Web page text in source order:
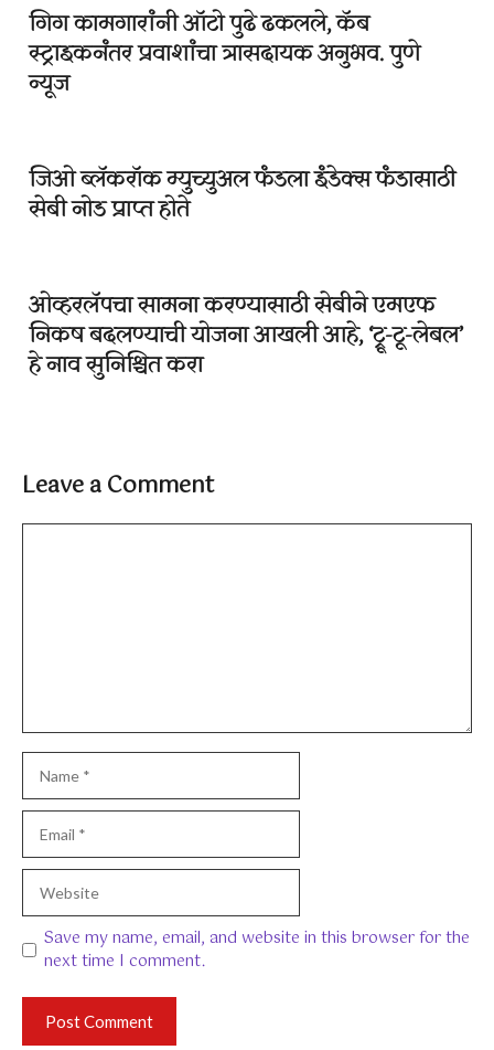
गिग कामगारांनी ऑटो पुढे ढकलले, कॅब
स्ट्राइकनंतर प्रवाशांचा त्रासदायक अनुभव. पुणे
न्यूज
जिओ ब्लॅकरॉक म्युच्युअल फंडला इंडेक्स फंडासाठी
सेबी नोड प्राप्त होते
ओव्हरलॅपचा सामना करण्यासाठी सेबीने एमएफ
निकष बदलण्याची योजना आखली आहे, ‘ट्रू-टू-लेबल’
हे नाव सुनिश्चित करा
Leave a Comment
Comment
Name
Email
Website
Save my name, email, and website in this browser for the
next time I comment.